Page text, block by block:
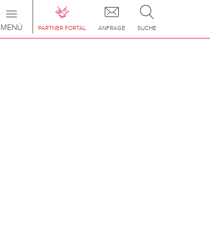
PARTNER PORTAL ANFRAGE SUCHE
Toggle
navigation
MENÜ